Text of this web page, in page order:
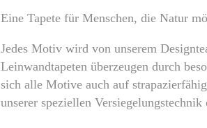
Eine Tapete für Menschen, die Natur
Jedes Motiv wird von unserem
Leinwandtapeten überzeugen durch
sich alle Motive auch auf
unserer speziellen